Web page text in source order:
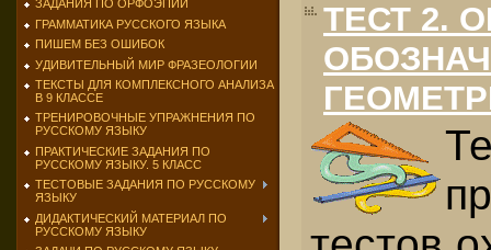
ЗАДАНИЯ ПО ОРФОЭПИИ
ГРАММАТИКА РУССКОГО ЯЗЫКА
ПИШЕМ БЕЗ ОШИБОК
УДИВИТЕЛЬНЫЙ МИР ФРАЗЕОЛОГИИ
ТЕКСТЫ ДЛЯ КОМПЛЕКСНОГО АНАЛИЗА
В 9 КЛАССЕ
ТРЕНИРОВОЧНЫЕ УПРАЖНЕНИЯ ПО
РУССКОМУ ЯЗЫКУ
ПРАКТИЧЕСКИЕ ЗАДАНИЯ ПО
РУССКОМУ ЯЗЫКУ. 5 КЛАСС
ТЕСТОВЫЕ ЗАДАНИЯ ПО РУССКОМУ
ЯЗЫКУ
ДИДАКТИЧЕСКИЙ МАТЕРИАЛ ПО
РУССКОМУ ЯЗЫКУ
ТЕСТ 2.